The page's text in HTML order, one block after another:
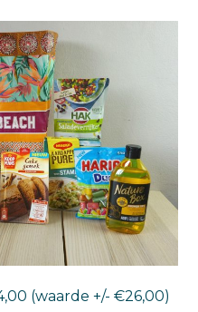
(waarde +/- €26,00)